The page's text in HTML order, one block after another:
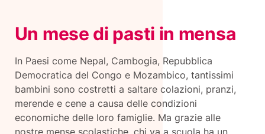
Un mese di pasti in mensa
In Paesi come Nepal, Cambogia, Repubblica
Democratica del Congo e Mozambico, tantissimi
bambini sono costretti a saltare colazioni, pranzi,
merende e cene a causa delle condizioni
economiche delle loro famiglie. Ma grazie alle
nostre mense scolastiche, chi va a scuola ha un